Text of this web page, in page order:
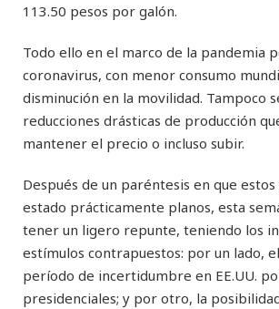
113.50 pesos por galón.
Todo ello en el marco de la pandemia
coronavirus, con menor consumo
disminución en la movilidad. Tampoco
reducciones drásticas de producción
mantener el precio o incluso subir.
Después de un paréntesis en que
estado prácticamente planos, esta
tener un ligero repunte, teniendo los
estímulos contrapuestos: por un lado,
período de incertidumbre en EE.UU.
presidenciales; y por otro, la